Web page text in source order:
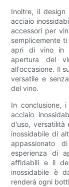
Inoltre, il
acciaio
accessori per
semplicemente
apri di vino in
apertura del
all'occasione. Il
versatile e
del vino.
In conclusione,
acciaio
d'uso, versatilità
inossidabile di
appassionato
esperienza di
affidabili e il
inossidabile è
renderà ogni